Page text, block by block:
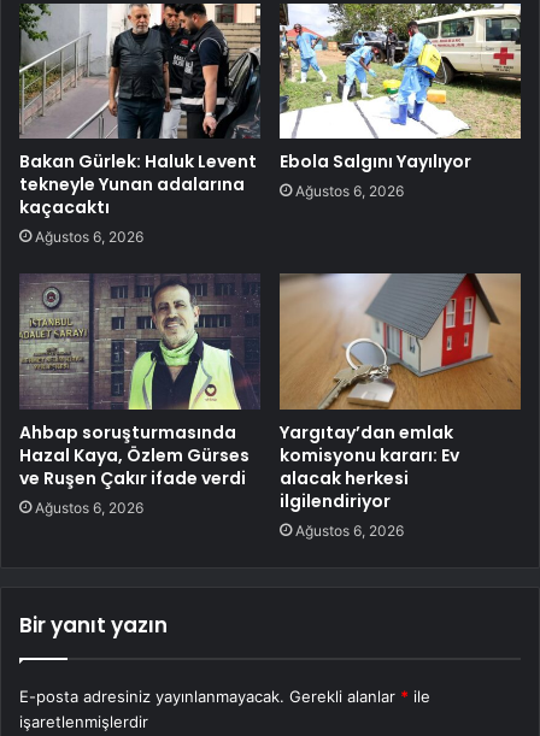
Bakan Gürlek: Haluk Levent
tekneyle Yunan adalarına
kaçacaktı
Ağustos 6, 2026
Ebola Salgını Yayılıyor
Ağustos 6, 2026
Ahbap soruşturmasında
Hazal Kaya, Özlem Gürses
ve Ruşen Çakır ifade verdi
Ağustos 6, 2026
Yargıtay’dan emlak
komisyonu kararı: Ev
alacak herkesi
ilgilendiriyor
Ağustos 6, 2026
Bir yanıt yazın
E-posta adresiniz yayınlanmayacak. Gerekli alanlar * ile
işaretlenmişlerdir